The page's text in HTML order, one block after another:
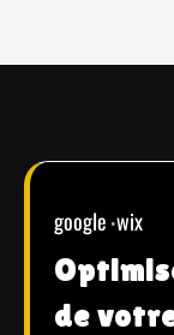
google wix
de